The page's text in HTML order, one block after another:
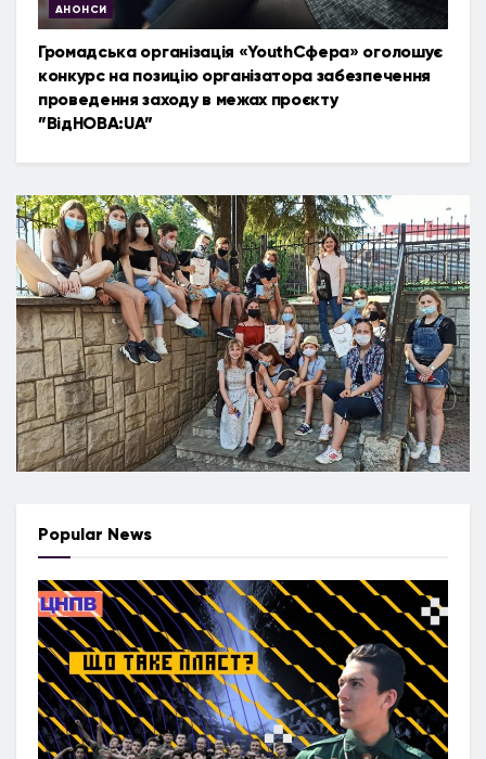
АНОНСИ
Громадська організація «YouthСфера» оголошує
конкурс на позицію організатора забезпечення
проведення заходу в межах проєкту
”ВідНОВА:UA”
Popular News